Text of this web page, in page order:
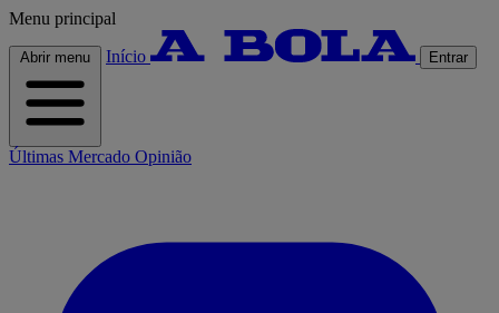
Menu principal
Abrir menu Início Entrar
Últimas Mercado Opinião